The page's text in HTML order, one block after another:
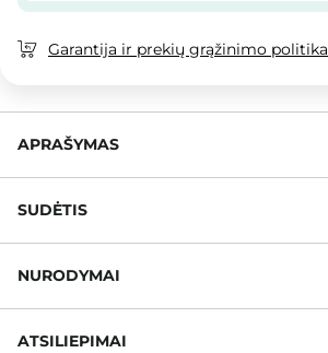
Garantija ir prekių grąžinimo politika
APRAŠYMAS
SUDĖTIS
NURODYMAI
ATSILIEPIMAI